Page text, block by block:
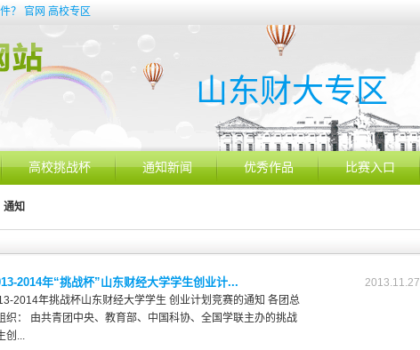
？ 官网 高校专区
山东财大专区
高校挑战杯 通知新闻 优秀作品 比赛入口
通知
2014年“挑战杯”山东财经大学学生创业计...
2014年挑战杯山东财经大学学生 创业计划竞赛的通知 各团总
织： 由共青团中央、教育部、中国科协、全国学联主办的挑战
创...
2013.11.27